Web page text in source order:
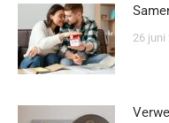
26 juni